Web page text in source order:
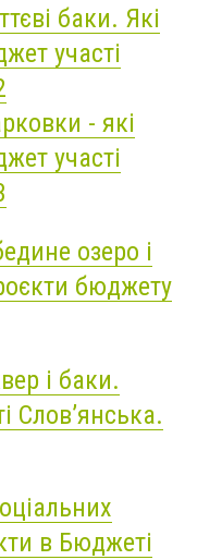
баки. Які
участі
- які
участі
озеро і
бюджету
і баки.
Слов’янська.
в Бюджеті